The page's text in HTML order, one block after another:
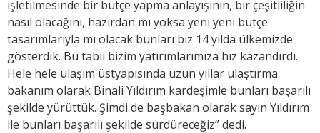
işletilmesinde bir bütçe yapma anlayışının, bir çeşitliliğin
nasıl olacağını, hazırdan mı yoksa yeni yeni bütçe
tasarımlarıyla mı olacak bunları biz 14 yılda ülkemizde
gösterdik. Bu tabii bizim yatırımlarımıza hız kazandırdı.
Hele hele ulaşım üstyapısında uzun yıllar ulaştırma
bakanım olarak Binali Yıldırım kardeşimle bunları başarılı
şekilde yürüttük. Şimdi de başbakan olarak sayın Yıldırım
ile bunları başarılı şekilde sürdüreceğiz” dedi.